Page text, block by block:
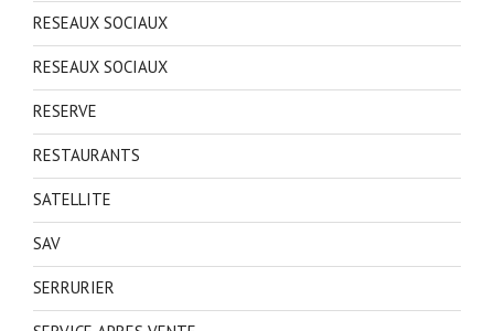
RESEAUX SOCIAUX
RESEAUX SOCIAUX
RESERVE
RESTAURANTS
SATELLITE
SAV
SERRURIER